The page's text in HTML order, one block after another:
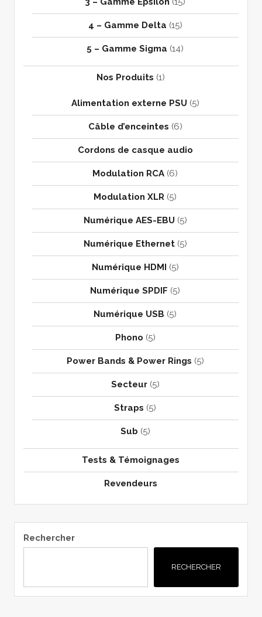
4 – Gamme Delta (15)
5 – Gamme Sigma (14)
Nos Produits (1)
Alimentation externe PSU (5)
Câble d’enceintes (6)
Cordons de casque audio
Modulation RCA (6)
Modulation XLR (5)
Numérique AES-EBU (5)
Numérique Ethernet(5)
Numérique HDMI (5)
Numérique SPDIF (5)
Numérique USB (5)
Phono (5)
Power Bands & Power Rings (5)
Secteur(5)
Straps (5)
Sub (5)
Tests & Témoignages
Revendeurs
Rechercher
RECHERCHER